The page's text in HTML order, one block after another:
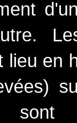
lieu en
sont